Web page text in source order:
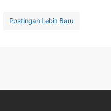
Postingan Lebih Baru